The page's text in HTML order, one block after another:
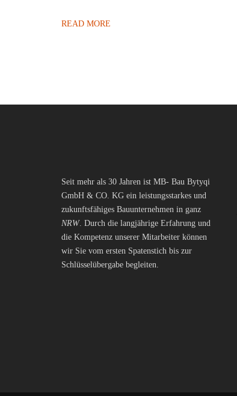
READ MORE
Seit mehr als 30 Jahren ist MB- Bau Bytyqi
GmbH & CO. KG ein leistungsstarkes und
zukunftsfähiges Bauunternehmen in ganz
NRW. Durch die langjährige Erfahrung und
die Kompetenz unserer Mitarbeiter können
wir Sie vom ersten Spatenstich bis zur
Schlüsselübergabe begleiten.